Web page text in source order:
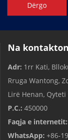
Dërgo
Na
Adr: 1rr Kati,
Rruga Wantong,
Lirë Henan,
P.C.: 450000
Faqja e internetit:
WhatsApp: +86-